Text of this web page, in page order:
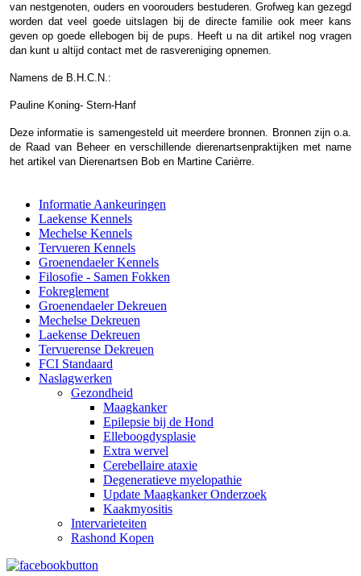
van nestgenoten, ouders en voorouders bestuderen. Grofweg kan gezegd
worden dat veel goede uitslagen bij de directe familie ook meer kans
geven op goede ellebogen bij de pups. Heeft u na dit artikel nog vragen
dan kunt u altijd contact met de rasvereniging opnemen.
Namens de B.H.C.N.:
Pauline Koning- Stern-Hanf
Deze informatie is samengesteld uit meerdere bronnen. Bronnen zijn o.a.
de Raad van Beheer en verschillende dierenartsenpraktijken met name
het artikel van Dierenartsen Bob en Martine Carièrre.
Informatie Aankeuringen
Laekense Kennels
Mechelse Kennels
Tervueren Kennels
Groenendaeler Kennels
Filosofie - Samen Fokken
Fokreglement
Groenendaeler Dekreuen
Mechelse Dekreuen
Laekense Dekreuen
Tervuerense Dekreuen
FCI Standaard
Naslagwerken
Gezondheid
Maagkanker
Epilepsie bij de Hond
Elleboogdysplasie
Extra wervel
Cerebellaire ataxie
Degeneratieve myelopathie
Update Maagkanker Onderzoek
Kaakmyositis
Intervarieteiten
Rashond Kopen